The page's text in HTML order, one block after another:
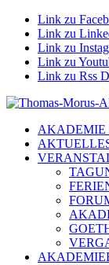
Link zu
Link zu
Link zu
Link zu
Link zu Rss
AKADEMIE